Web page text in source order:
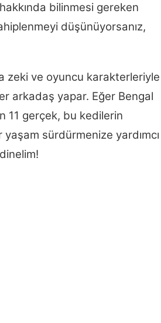
bilinmesi gereken
düşünüyorsanız,
zeki ve oyuncu karakterleriyle
arkadaş yapar. Eğer Bengal
11 gerçek, bu kedilerin
yaşam sürdürmenize yardımcı